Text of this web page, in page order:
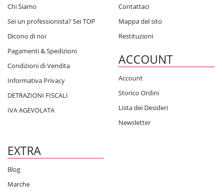
Chi Siamo
Sei un professionista? Sei TOP
Dicono di noi
Pagamenti & Spedizioni
Condizioni di Vendita
Informativa Privacy
DETRAZIONI FISCALI
IVA AGEVOLATA
Contattaci
Mappa del sito
Restituzioni
ACCOUNT
Account
Storico Ordini
Lista dei Desideri
Newsletter
EXTRA
Blog
Marche